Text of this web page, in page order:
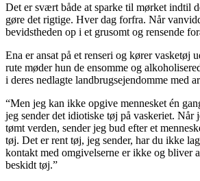
Det er svært både at sparke til mørket indtil
gøre det rigtige. Hver dag forfra. Når
bevidstheden op i et grusomt og rensende
Ena er ansat på et renseri og kører vasketøj
rute møder hun de ensomme og
i deres nedlagte landbrugsejendomme med
“Men jeg kan ikke opgive mennesket én
jeg sender det idiotiske tøj på vaskeriet. Når
tømt verden, sender jeg bud efter et
tøj. Det er rent tøj, jeg sender, har du ikke
kontakt med omgivelserne er ikke og bliver
beskidt tøj.”